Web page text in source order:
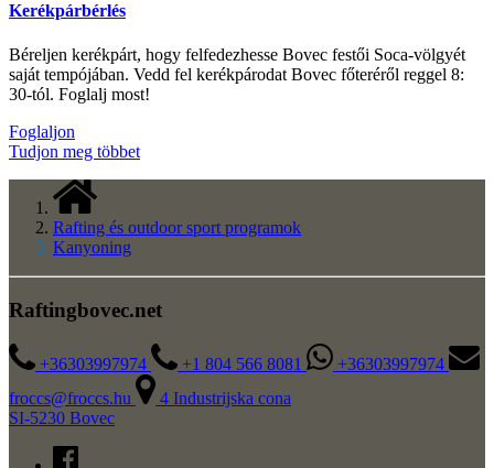
Kerékpárbérlés
Béreljen kerékpárt, hogy felfedezhesse Bovec festői Soca-völgyét
saját tempójában. Vedd fel kerékpárodat Bovec főteréről reggel 8:
30-tól. Foglalj most!
Foglaljon
Tudjon meg többet
Rafting és outdoor sport programok
Kanyoning
Raftingbovec.net
+36303997974 +1 804 566 8081
+36303997974
froccs@froccs.hu
4 Industrijska cona
SI-5230 Bovec